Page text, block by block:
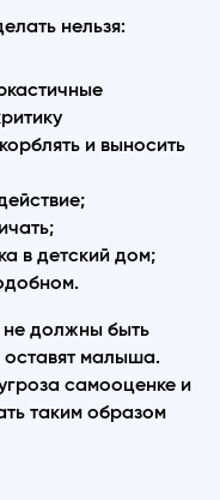
нельзя:
и выносить
в детский дом;
не должны быть
оставят малыша.
самооценке и
таким образом